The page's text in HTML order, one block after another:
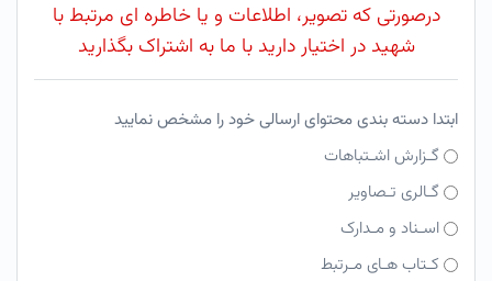
درصورتی که تصویر، اطلاعات و یا خاطره ای مرتبط با
شهید در اختیار دارید با ما به اشتراک بگذارید
ابتدا دسته بندی محتوای ارسالی خود را مشخص نمایید
گـزارش اشـتباهات
گـالری تـصاویر
اسـناد و مـدارک
کـتاب هـای مـرتبط